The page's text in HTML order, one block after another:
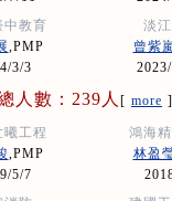
中教育
,PMP
3/3
淡
曾紫
人數：239人 [ more ]
曦工程
,PMP
5/7
鴻海
林盈